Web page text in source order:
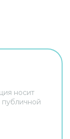
носит
публичной